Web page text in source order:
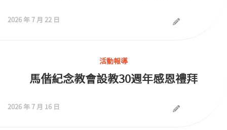
2026 年 7 月 22 日
活動報導
馬偕紀念教會設教30週年感恩禮拜
2026 年 7 月 16 日